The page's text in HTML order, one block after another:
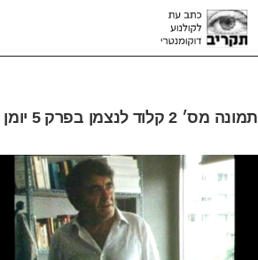
תמונה מס׳ 2 קלוד לנצמן בפרק 5 יומן